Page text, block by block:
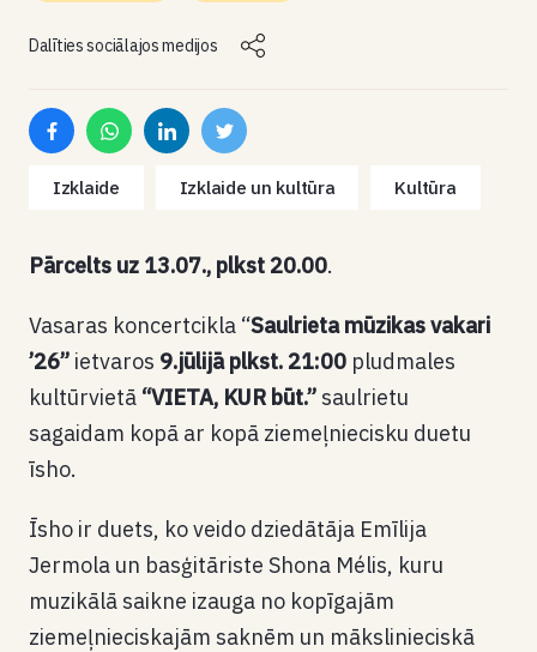
Dalīties sociālajos medijos
Izklaide Izklaide un kultūra Kultūra
Pārcelts uz 13.07., plkst 20.00.
Vasaras koncertcikla “Saulrieta mūzikas vakari
’26” ietvaros 9.jūlijā plkst. 21:00 pludmales
kultūrvietā “VIETA, KUR būt.” saulrietu
sagaidam kopā ar kopā ziemeļniecisku duetu
īsho.
Īsho ir duets, ko veido dziedātāja Emīlija
Jermola un basģitāriste Shona Mélis, kuru
muzikālā saikne izauga no kopīgajām
ziemeļnieciskajām saknēm un mākslinieciskā